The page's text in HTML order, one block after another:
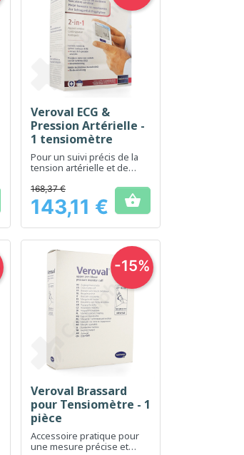
Aperçu rapide
Veroval ECG &
Pression Artérielle -
1 tensiomètre
Pour un suivi précis de la
tension artérielle et de
Prix
168,37 €
143,11 € 
Aperçu rapide
Veroval Brassard
pour Tensiomètre - 1
pièce
Accessoire pratique pour
une mesure précise et
-15%